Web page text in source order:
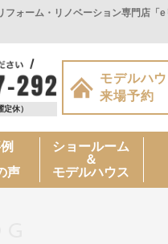
ォーム・リノベーション専門店
定休）
モデルハ
来場予約
声
ショールーム
＆
モデルハウス